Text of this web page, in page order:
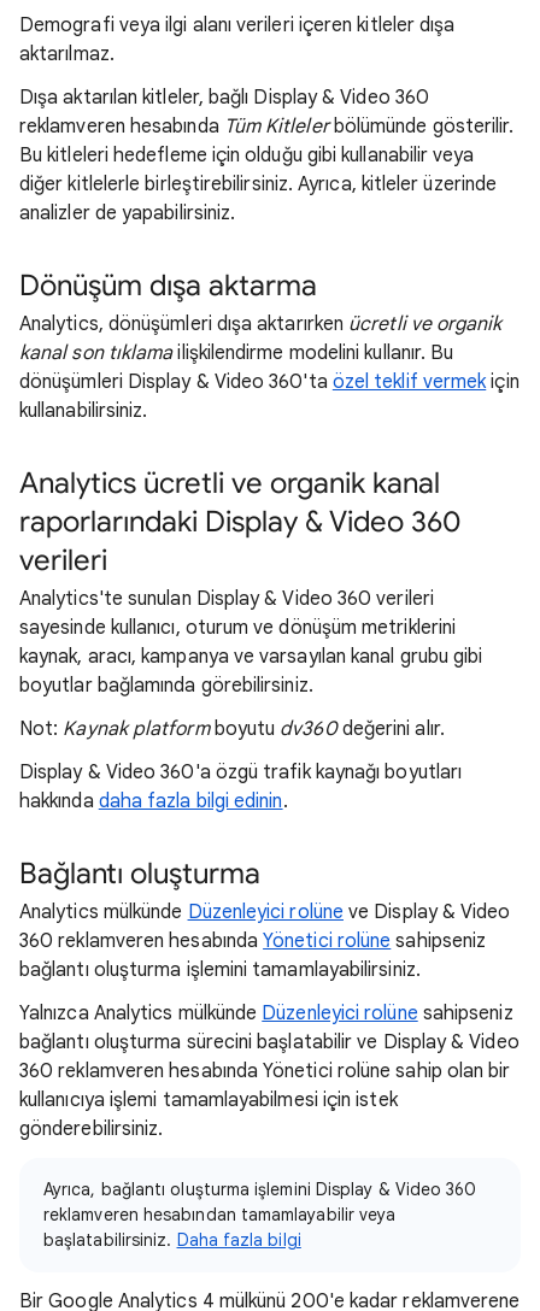
Demografi veya ilgi alanı verileri içeren kitleler dışa
aktarılmaz.
Dışa aktarılan kitleler, bağlı Display & Video 360
reklamveren hesabında Tüm Kitlelerbölümünde gösterilir.
Bu kitleleri hedefleme için olduğu gibi kullanabilir veya
diğer kitlelerle birleştirebilirsiniz. Ayrıca, kitleler üzerinde
analizler de yapabilirsiniz.
Dönüşüm dışa aktarma
Analytics, dönüşümleri dışa aktarırken ücretli ve organik
kanal son tıklamailişkilendirme modelini kullanır. Bu
dönüşümleri Display & Video 360'ta özel teklif vermekiçin
kullanabilirsiniz.
Analytics ücretli ve organik kanal
raporlarındaki Display & Video 360
verileri
Analytics'te sunulan Display & Video 360 verileri
sayesinde kullanıcı, oturum ve dönüşüm metriklerini
kaynak, aracı, kampanya ve varsayılan kanal grubu gibi
boyutlar bağlamında görebilirsiniz.
Not: Kaynak platformboyutu dv360değerini alır.
Display & Video 360'a özgü trafik kaynağı boyutları
hakkında daha fazla bilgi edinin.
Bağlantı oluşturma
Analytics mülkünde Düzenleyici rolüne ve Display & Video
360 reklamveren hesabındaYönetici rolüne sahipseniz
bağlantı oluşturma işlemini tamamlayabilirsiniz.
Yalnızca Analytics mülkünde Düzenleyici rolüne sahipseniz
bağlantı oluşturma sürecini başlatabilir ve Display & Video
360 reklamveren hesabında Yönetici rolüne sahip olan bir
kullanıcıya işlemi tamamlayabilmesi için istek
gönderebilirsiniz.
Ayrıca, bağlantı oluşturma işlemini Display & Video 360
reklamveren hesabından tamamlayabilir veya
başlatabilirsiniz. Daha fazla bilgi
Bir Google Analytics 4 mülkünü 200'e kadar reklamverene